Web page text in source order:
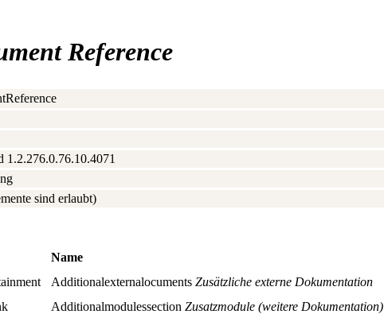
Reference
1.2.276.0.76.10.4071
sind erlaubt)
Name
Additionalexternalocuments Zusätzliche externe Dokumentation
Additionalmodulessection Zusatzmodule (weitere Dokumentation)